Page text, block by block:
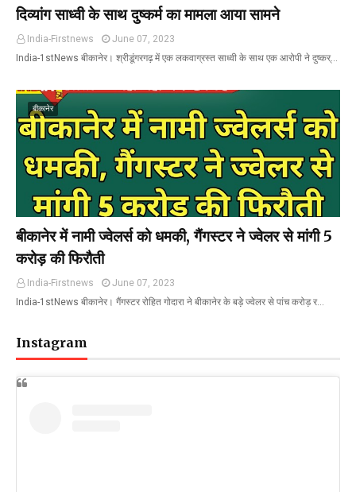
दिव्यांग साध्वी के साथ दुष्कर्म का मामला आया सामने
India-Firstnews
June 07, 2023
India-1stNews बीकानेर। श्रीडूंगरगढ़ में एक लकवाग्रस्त साध्वी के साथ एक आरोपी ने दुष्कर्…
बीकानेर
बीकानेर में नामी ज्वेलर्स को धमकी, गैंगस्टर ने ज्वेलर से मांगी 5
करोड़ की फिरौती
India-Firstnews
June 07, 2023
India-1stNews बीकानेर। गैंगस्टर रोहित गोदारा ने बीकानेर के बड़े ज्वेलर से पांच करोड़ र…
Instagram